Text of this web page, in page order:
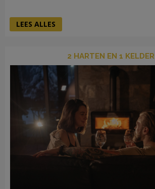
LEES ALLES
2 HARTEN EN 1 KELDER